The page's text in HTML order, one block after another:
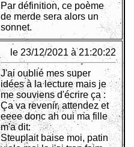
Par définition, ce poème
de merde sera alors un
sonnet.
le 23/12/2021 à 21:20:22
J'ai oublié mes super
idées à la lecture mais je
me souviens d'écrire ça :
Ça va revenir, attendez et
eeee donc ah oui ma fille
m'a dit:
Steuplait baise moi, patin